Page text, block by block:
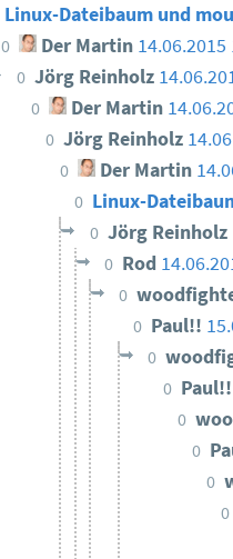
Linux-Dateibaum und
0 Der Martin
0 Jörg Reinholz
0 Der Martin
0 Jörg Reinholz
0 Der Martin
0 Linux-
0 Jörg Reinholz
0 Rod
0
0 Paul!!
0
0
0
0
0
0